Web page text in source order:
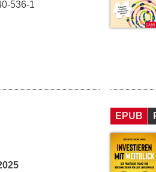
536-1
EPUB